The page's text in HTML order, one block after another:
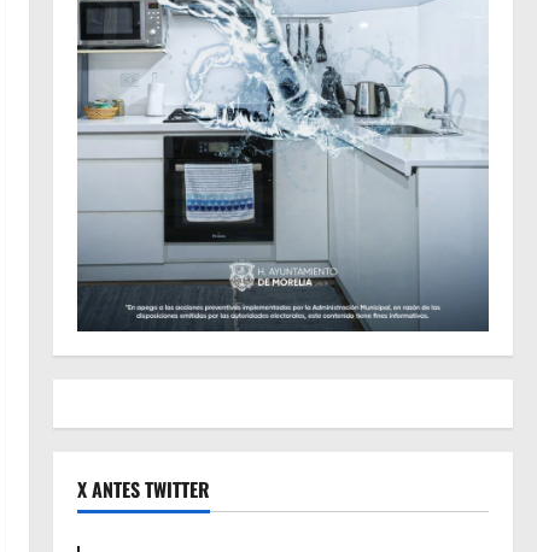
X ANTES TWITTER